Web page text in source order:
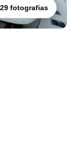
fotografias